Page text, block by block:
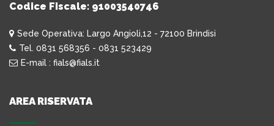
Codice Fiscale: 91003540746
Sede Operativa: Largo Angioli,12 - 72100 Brindisi
Tel. 0831 568356 - 0831 523429
E-mail : fials@fials.it
AREA RISERVATA